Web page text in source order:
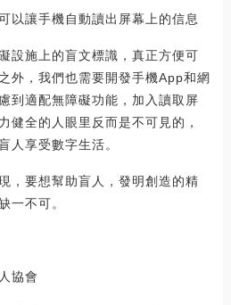
以讓手機自動讀出屏幕上的信息
設施上的盲文標識，真正方便可
外，我們也需要開發手機App和網
到適配無障礙功能，加入讀取屏
健全的人眼里反而是不可見的，
人享受數字生活。
，要想幫助盲人，發明創造的精
一不可。
協會